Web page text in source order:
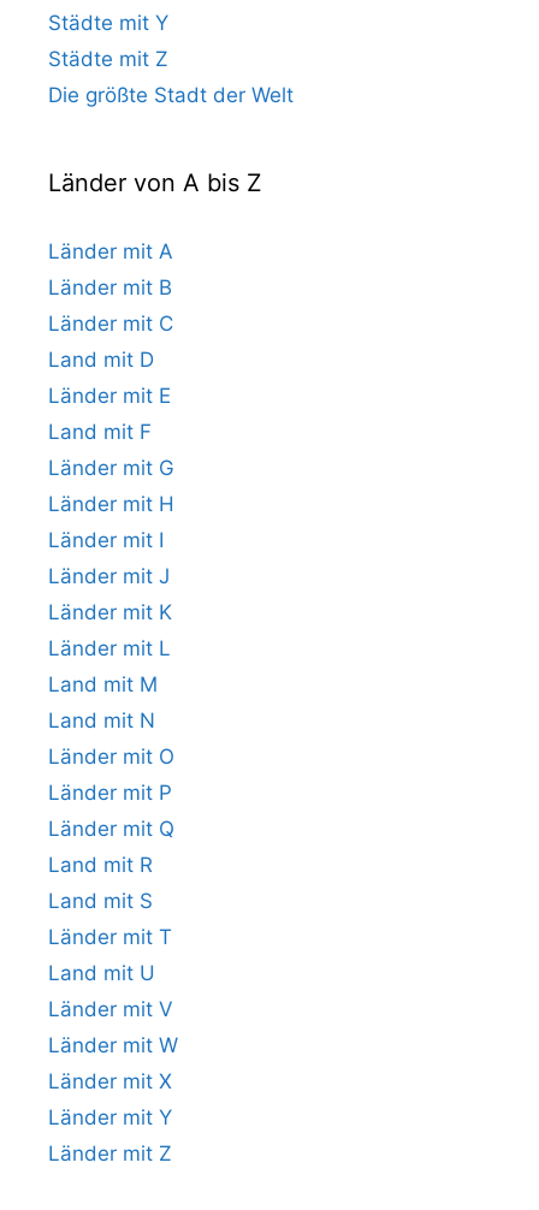
Städte mit Y
Städte mit Z
Die größte Stadt der Welt
Länder von A bis Z
Länder mit A
Länder mit B
Länder mit C
Land mit D
Länder mit E
Land mit F
Länder mit G
Länder mit H
Länder mit I
Länder mit J
Länder mit K
Länder mit L
Land mit M
Land mit N
Länder mit O
Länder mit P
Länder mit Q
Land mit R
Land mit S
Länder mit T
Land mit U
Länder mit V
Länder mit W
Länder mit X
Länder mit Y
Länder mit Z